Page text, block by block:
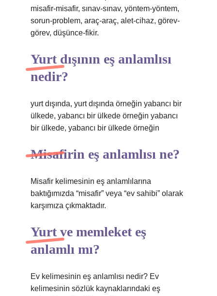
misafir-misafir, sınav-sınav, yöntem-yöntem,
sorun-problem, araç-araç, alet-cihaz, görev-
görev, düşünce-fikir.
Yurt dışının eş anlamlısı
nedir?
yurt dışında, yurt dışında örneğin yabancı bir
ülkede, yabancı bir ülkede örneğin yabancı
bir ülkede, yabancı bir ülkede örneğin
Misafirin eş anlamlısı ne?
Misafir kelimesinin eş anlamlılarına
baktığımızda “misafir” veya “ev sahibi” olarak
karşımıza çıkmaktadır.
Yurt ve memleket eş
anlamlı mı?
Ev kelimesinin eş anlamlısı nedir? Ev
kelimesinin sözlük kaynaklarındaki eş